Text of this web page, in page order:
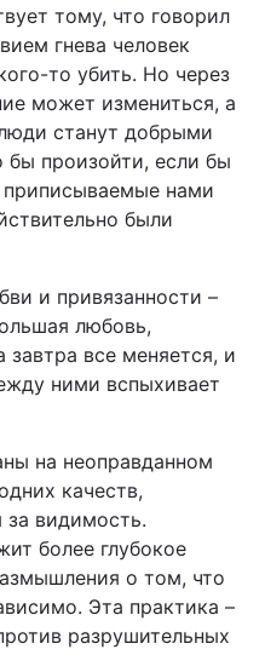
тому, что говорил
гнева человек
то убить. Но через
может измениться, а
станут добрыми
бы произойти, если бы
приписываемые нами
были
и привязанности –
любовь,
завтра все меняется, и
ними вспыхивает
на неоправданном
качеств,
видимость.
более глубокое
о том, что
Эта практика –
разрушительных